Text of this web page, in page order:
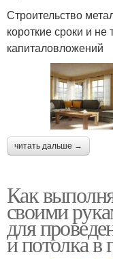
Строительство
короткие сроки и
капиталовложений
читать дальше →
Как
своими
для
и потолка в